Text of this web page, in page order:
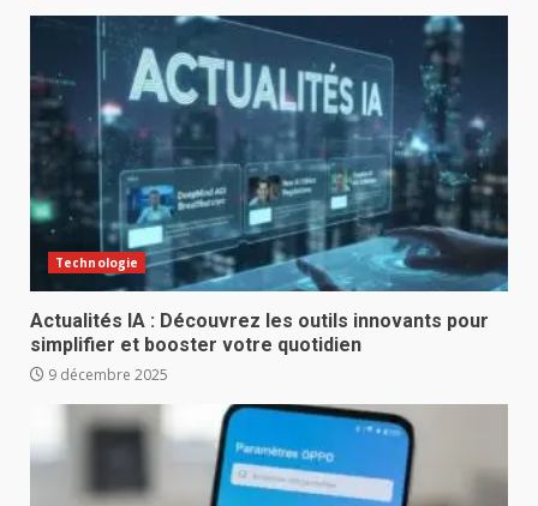
Technologie
Actualités IA : Découvrez les outils innovants pour
simplifier et booster votre quotidien
9 décembre 2025